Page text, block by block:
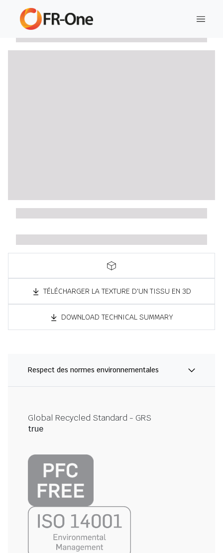
TÉLÉCHARGER LA TEXTURE D'UN TISSU EN 3D
DOWNLOAD TECHNICAL SUMMARY
Respect des normes environnementales
Global Recycled Standard - GRS
true